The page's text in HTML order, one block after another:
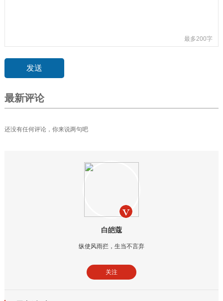
最多200字
最新评论
还没有任何评论，你来说两句吧
白皑蔻
纵使风雨拦，生当不言弃
关注